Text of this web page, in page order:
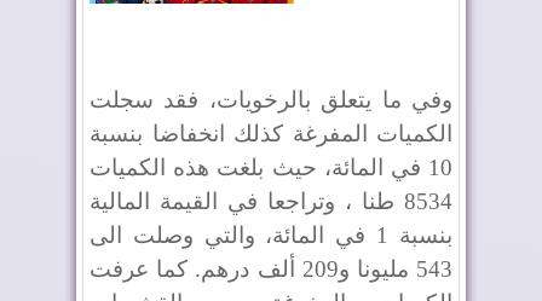
وفي ما يتعلق بالرخويات، فقد سجلت
الكميات المفرغة كذلك انخفاضا بنسبة
10 في المائة، حيث بلغت هذه الكميات
8534 طنا ، وتراجعا في القيمة المالية
بنسبة 1 في المائة، والتي وصلت الى
543 مليونا و209 ألف درهم. كما عرفت